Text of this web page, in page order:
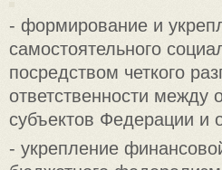
- формирование и
самостоятельного
посредством четкого
ответственности между
субъектов Федерации и
- укрепление